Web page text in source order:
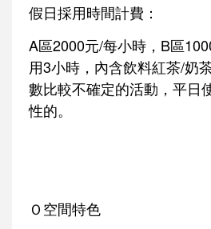
假日採用時間計費：
A區2000元/每小時，B區
用3小時，內含飲料紅茶/奶
數比較不確定的活動，平日
性的。
Ｏ空間特色